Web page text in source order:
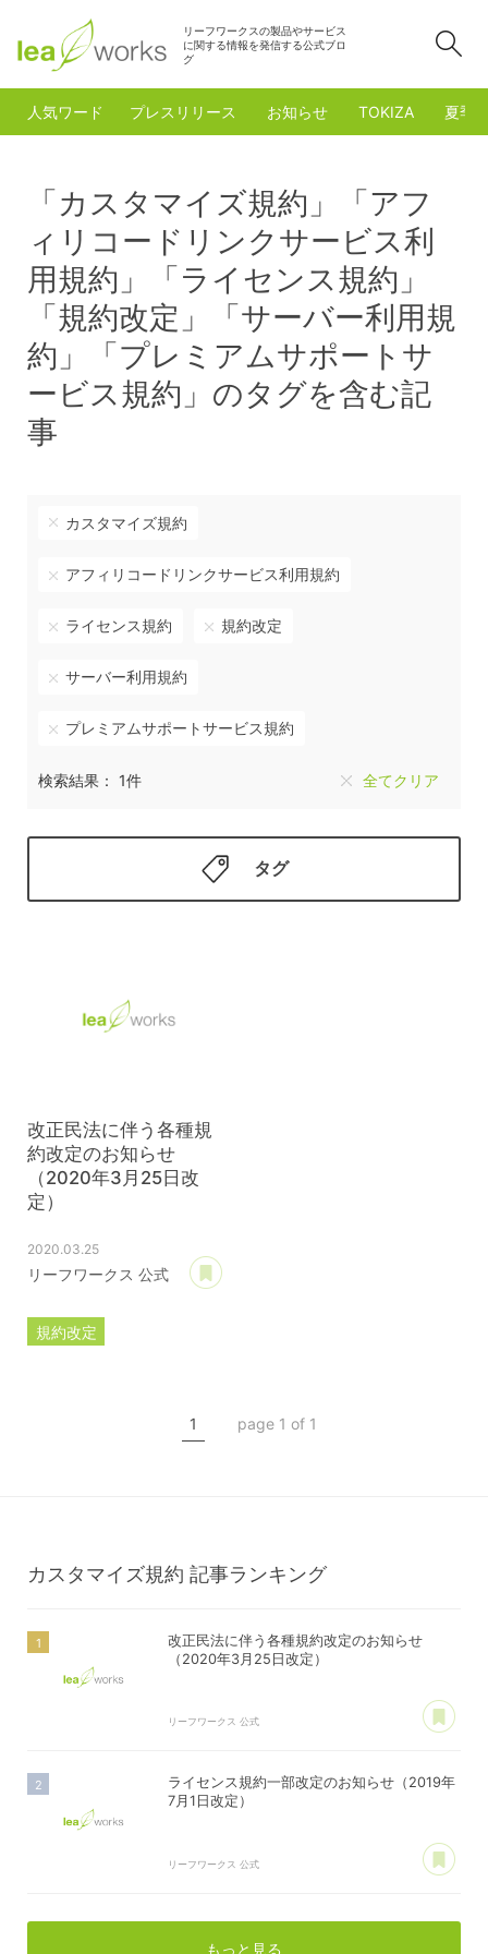
リーフワークスの製品やサービス
に関する情報を発信する公式ブロ
グ
人気ワード プレスリリース お知らせ TOKIZA 夏季
「カスタマイズ規約」「アフ
ィリコードリンクサービス利
用規約」「ライセンス規約」
「規約改定」「サーバー利用規
約」「プレミアムサポートサ
ービス規約」のタグを含む記
事
カスタマイズ規約
アフィリコードリンクサービス利用規約
ライセンス規約 規約改定
サーバー利用規約
プレミアムサポートサービス規約
検索結果： 1件 全てクリア
タグ
改正民法に伴う各種規
約改定のお知らせ
（2020年3月25日改
定）
2020.03.25
リーフワークス 公式
規約改定
1 page 1 of 1
カスタマイズ規約 記事ランキング
改正民法に伴う各種規約改定のお知らせ
（2020年3月25日改定）
リーフワークス 公式
ライセンス規約一部改定のお知らせ（2019年
7月1日改定）
リーフワークス 公式
もっと見る